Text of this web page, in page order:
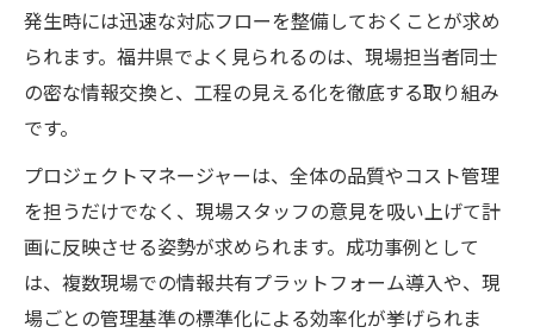
組織力を高める土木マネジメントの工夫
発生時には迅速な対応フローを整備しておくことが求め
られます。福井県でよく見られるのは、現場担当者同士
の密な情報交換と、工程の見える化を徹底する取り組み
です。
プロジェクトマネージャーは、全体の品質やコスト管理
を担うだけでなく、現場スタッフの意見を吸い上げて計
画に反映させる姿勢が求められます。成功事例として
は、複数現場での情報共有プラットフォーム導入や、現
場ごとの管理基準の標準化による効率化が挙げられま